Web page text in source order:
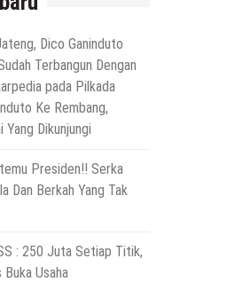
Dico Ganinduto
Terbangun Dengan
pada Pilkada
Ke Rembang,
Yang Dikunjungi
Presiden!! Serka
Dan Berkah Yang Tak
: 250 Juta Setiap Titik,
Buka Usaha